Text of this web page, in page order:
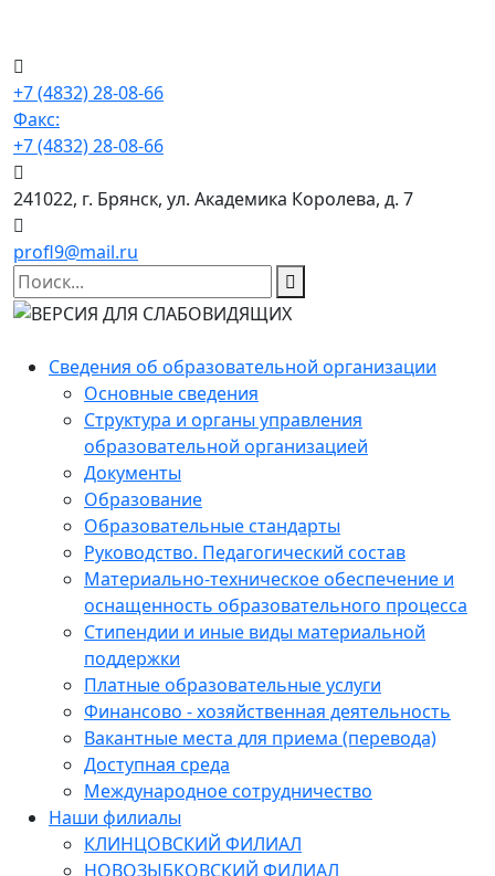
+7 (4832) 28-08-66
Факс:
+7 (4832) 28-08-66
241022, г. Брянск, ул. Академика Королева, д. 7
profl9@mail.ru
Сведения об образовательной организации
Основные сведения
Структура и органы управления
образовательной организацией
Документы
Образование
Образовательные стандарты
Руководство. Педагогический состав
Материально-техническое обеспечение и
оснащенность образовательного процесса
Стипендии и иные виды материальной
поддержки
Платные образовательные услуги
Финансово - хозяйственная деятельность
Вакантные места для приема (перевода)
Доступная среда
Международное сотрудничество
Наши филиалы
КЛИНЦОВСКИЙ ФИЛИАЛ
НОВОЗЫБКОВСКИЙ ФИЛИАЛ